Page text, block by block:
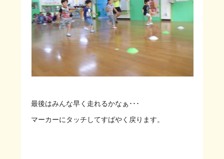
最後はみんな早く走れるかなぁ･･･
マーカーにタッチしてすばやく戻ります。